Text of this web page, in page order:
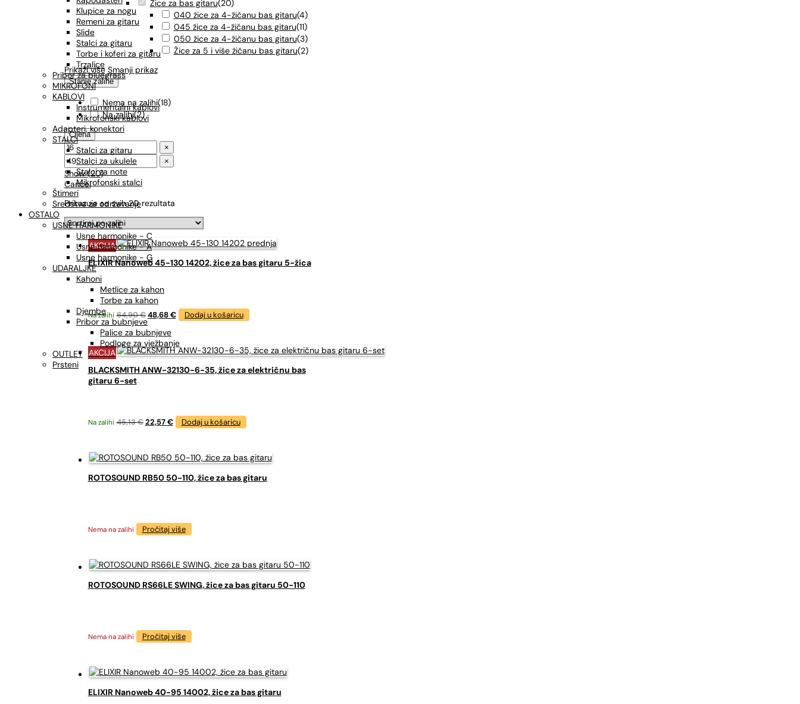
Klupice za nogu
Remeni za gitaru
Slide
Stalci za gitaru
Torbe i koferi za gitaru
Trzalice
Pribor za bluegrass
MIKROFONI
KABLOVI
Instrumentalni kablovi
Mikrofonski kablovi
Adapteri, konektori
STALCI
Stalci za gitaru
Stalci za ukulele
Stalci za note
Mikrofonski stalci
Štimeri
Sredstva za održavanje
OSTALO
USNE HARMONIKE
Usne harmonike - C
Usne harmonike - A
Usne harmonike - G
UDARALJKE
Kahoni
Metlice za kahon
Torbe za kahon
Djembe
Pribor za bubnjeve
Palice za bubnjeve
Podloge za vježbanje
OUTLET
Prsteni
Žice za bas gitaru(20)
040 žice za 4-žičanu bas gitaru(4)
045 žice za 4-žičanu bas gitaru(11)
050 žice za 4-žičanu bas gitaru(3)
Žice za 5 i više žičanu bas gitaru(2)
Prikaži više Smanji prikaz
Stanje zalihe
Nema na zalihi(18)
Na zalihi(2)
Cijena
×
×
Show(20)
Cancel
Prikazuje se svih 20 rezultata
AKCIJA
ELIXIR Nanoweb 45-130 14202, žice za bas gitaru 5-žica
Na zalihi 64,90€ Izvorna
cijena
bila
je:
64,90 €.
48,68€Trenutna
cijena
48,68 €.
Dodaj u košaricu
AKCIJA
BLACKSMITH ANW-32130-6-35, žice za električnu bas
gitaru 6-set
Na zalihi 45,13€ Izvorna
45,13 €.
22,57€Trenutna
cijena
Dodaj u košaricu
ROTOSOUND RB50 50-110, žice za bas gitaru
Nema na zalihi Pročitaj više
ROTOSOUND RS66LE SWING, žice za bas gitaru 50-110
Nema na zalihi Pročitaj više
ELIXIR Nanoweb 40-95 14002, žice za bas gitaru